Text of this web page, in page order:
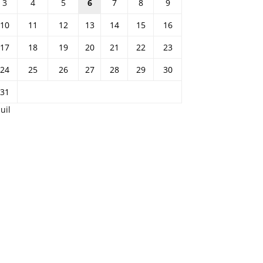
3 4 5 6 7 8
9
10
11 12 13 14 15
16
17
18 19 20 21 22
23
24
25 26 27 28 29
30
31